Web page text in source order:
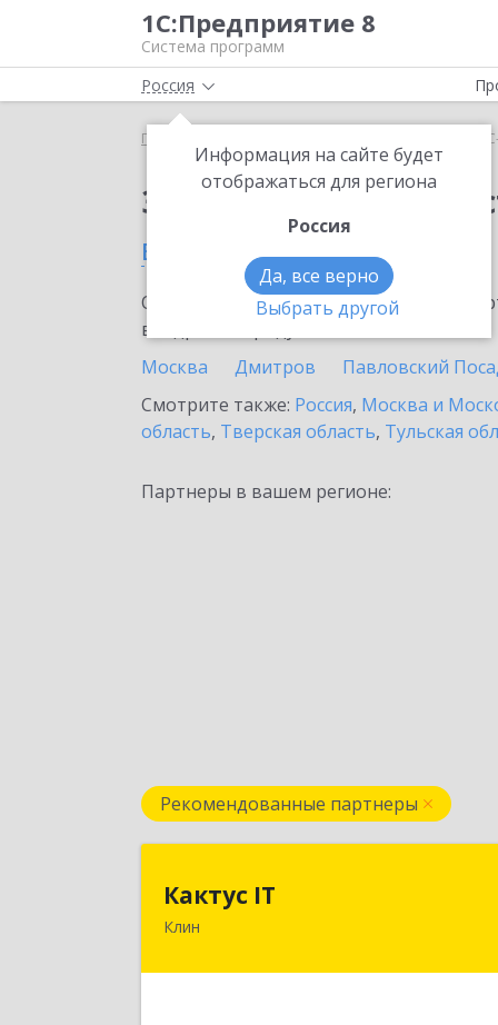
1С:Предприятие 8
Система программ
Россия
Информация на сайте будет
отображаться для региона
Россия
Да, все верно
Выбрать другой
Главная
Заказать 1С-
в Клину
Ознакомьтесь с информационными
внедрение продукта.
Москва
Дмитров Павловский
Смотрите также: Россия, Москва и
область, Тверская область, Тульская
Партнеры в вашем регионе:
Рекомендованные партнеры
Кактус IT
Клин